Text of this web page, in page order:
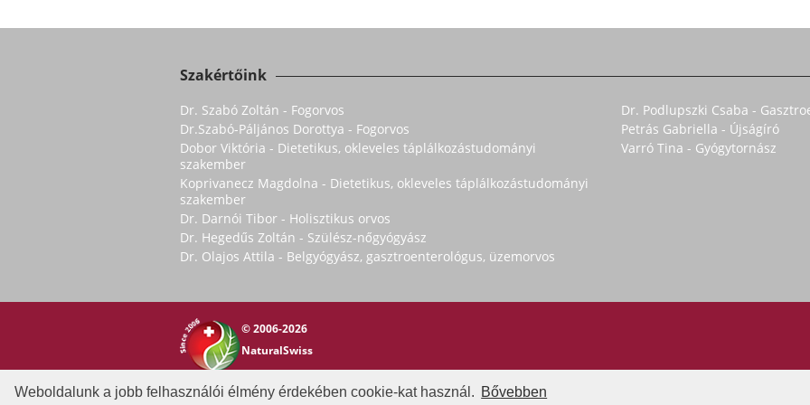
Weboldalunk a jobb felhasználói élmény érdekében cookie-kat használ. Bővebben
Szakértőink
Dr. Szabó Zoltán - Fogorvos
Dr.Szabó-Páljános Dorottya - Fogorvos
Dobor Viktória - Dietetikus, okleveles táplálkozástudományi
szakember
Koprivanecz Magdolna - Dietetikus, okleveles táplálkozástudományi
szakember
Dr. Darnói Tibor - Holisztikus orvos
Dr. Hegedűs Zoltán - Szülész-nőgyógyász
Dr. Olajos Attila - Belgyógyász, gasztroenterológus, üzemorvos
Dr. Podlupszki Csaba -
Petrás Gabriella - Újságíró
Varró Tina - Gyógytornász
© 2006-2026
NaturalSwiss
Rólunk| Általános szerződési feltételek